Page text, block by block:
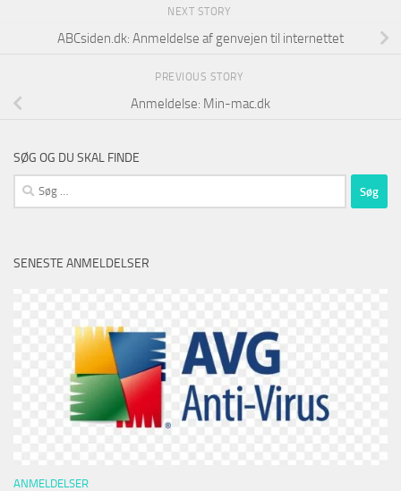
NEXT STORY
ABCsiden.dk: Anmeldelse af genvejen til internettet
PREVIOUS STORY
Anmeldelse: Min-mac.dk
SØG OG DU SKAL FINDE
Søg
efter:
SENESTE ANMELDELSER
ANMELDELSER